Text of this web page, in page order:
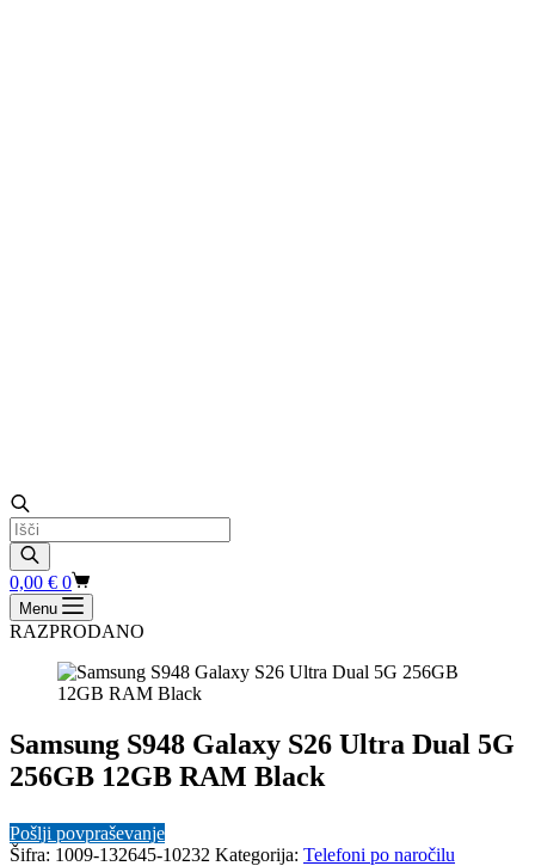
Products
search
Shopping
cart
0,00 € 0
Menu
RAZPRODANO
Samsung S948 Galaxy S26 Ultra Dual 5G
256GB 12GB RAM Black
Pošlji povpraševanje
Šifra: 1009-132645-10232 Kategorija: Telefoni po naročilu